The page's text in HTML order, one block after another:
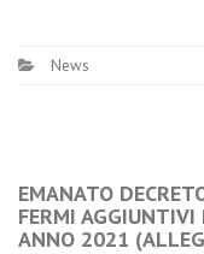
News
EMANATO
FERMI AGGIUNTIVI
ANNO 2021